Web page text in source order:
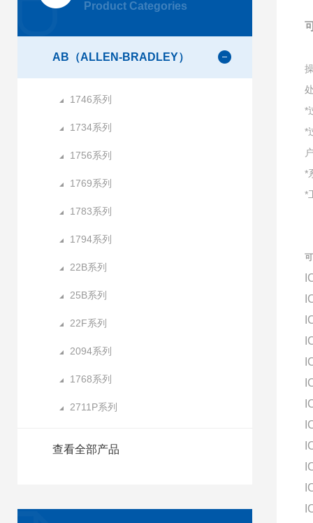
Product Categories
AB（ALLEN-BRADLEY）
1746系列
1734系列
1756系列
1769系列
1783系列
1794系列
22B系列
25B系列
22F系列
2094系列
1768系列
2711P系列
查看全部产品
*
*
*
*